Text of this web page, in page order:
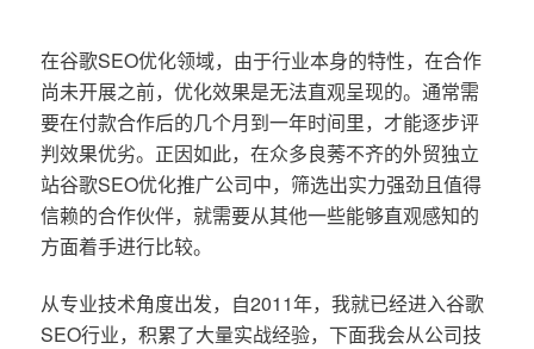
在谷歌SEO优化领域，由于行业本身的特性，在合作
尚未开展之前，优化效果是无法直观呈现的。通常需
要在付款合作后的几个月到一年时间里，才能逐步评
判效果优劣。正因如此，在众多良莠不齐的外贸独立
站谷歌SEO优化推广公司中，筛选出实力强劲且值得
信赖的合作伙伴，就需要从其他一些能够直观感知的
方面着手进行比较。
从专业技术角度出发，自2011年，我就已经进入谷歌
SEO行业，积累了大量实战经验，下面我会从公司技